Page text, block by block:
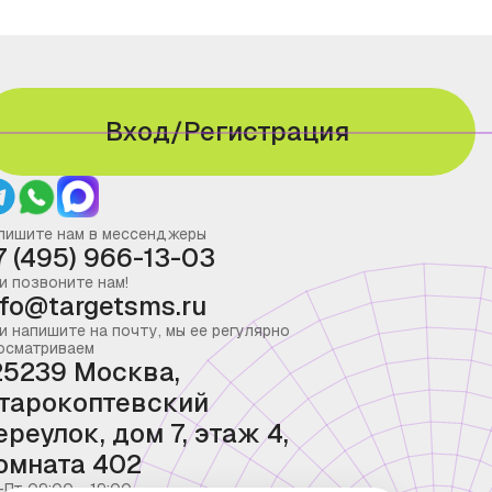
Вход/Регистрация
нам в мессенджеры
(495) 966-13-03
позвоните нам!
напишите на почту, мы ее регулярно
Москва,
дом 7, этаж 4,
402